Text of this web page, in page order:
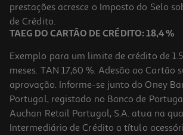
10,99 €
prestações acresce o Imposto do Selo
de Crédito.
TAEG DO CARTÃO DE CRÉDITO: 18,4 %
Exemplo para um limite de crédito de
meses. TAN 17,60 %. Adesão ao Cartão
aprovação. Informe-se junto do Oney
Portugal, registado no Banco de
Auchan Retail Portugal, S.A. atua na
Intermediário de Crédito a título